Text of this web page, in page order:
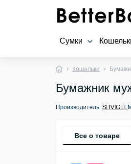
Сумки
Кошельки
Бумажник
Производитель: SHVIGEL
Все о товаре